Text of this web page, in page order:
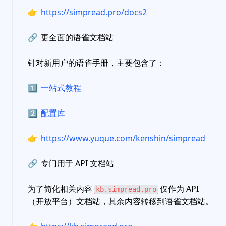
👉 https://simpread.pro/docs2
🔗 更全面的语雀文档站
针对新用户的语雀手册，主要包含了：
1️⃣ 一站式教程
2️⃣ 配置库
👉 https://www.yuque.com/kenshin/simpread
🔗 专门用于 API 文档站
为了简化相关内容 kb.simpread.pro 仅作为 API
（开放平台）文档站，其余内容转移到语雀文档站。